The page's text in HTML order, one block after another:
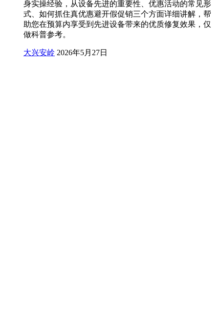
身实操经验，从设备先进的重要性、优惠活动的常见形
式、如何抓住真优惠避开假促销三个方面详细讲解，帮
助您在预算内享受到先进设备带来的优质修复效果，仅
做科普参考。
大兴安岭 2026年5月27日